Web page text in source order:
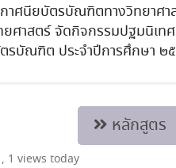
าศนียบัตรบัณฑิตทางวิทยาศา
ศาสตร์ จัดกิจกรรมปฐมนิเท
รบัณฑิต ประจำปีการศึกษา ๒
หลักสูตร
, 1 views today